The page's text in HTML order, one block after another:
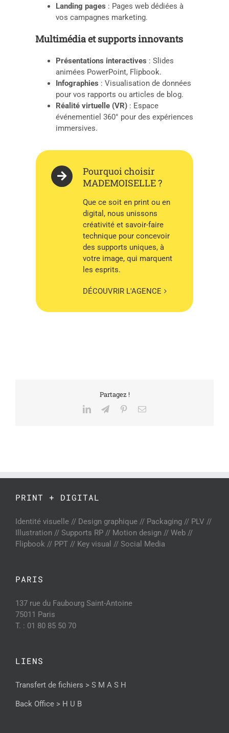
Landing pages : Pages web dédiées à
vos campagnes marketing.
Multimédia et supports innovants
Présentations interactives : Slides
animées PowerPoint, Flipbook.
Infographies : Visualisation de données
pour vos rapports ou articles de blog.
Réalité virtuelle (VR): Espace
événementiel 360° pour des expériences
immersives.
Pourquoi choisir
MADEMOISELLE ?
Que ce soit en print ou en
digital, nous unissons
créativité et savoir-faire
technique pour concevoir
des supports uniques, à
votre image, qui marquent
les esprits.
DÉCOUVRIR L'AGENCE
Partagez !
LinkedInTelegramPinterestEmail
PRINT + DIGITAL
Identité visuelle // Design graphique // Packaging // PLV //
Illustration // Supports RP // Motion design // Web //
Flipbook // PPT // Key visual // Social Media
PARIS
137 rue du Faubourg Saint-Antoine
75011 Paris
T. : 01 80 85 50 70
LIENS
Transfert de fichiers > S M A S H
Back Office > H U B